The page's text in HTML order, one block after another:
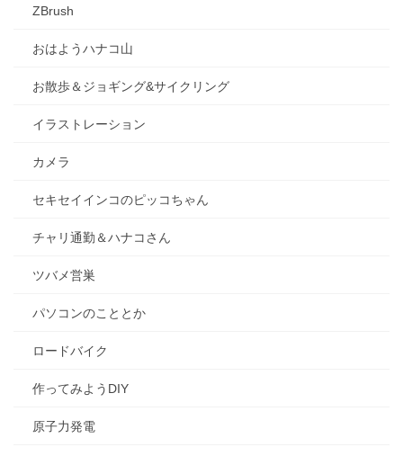
ZBrush
おはようハナコ山
お散歩＆ジョギング&サイクリング
イラストレーション
カメラ
セキセイインコのピッコちゃん
チャリ通勤＆ハナコさん
ツバメ営巣
パソコンのこととか
ロードバイク
作ってみようDIY
原子力発電